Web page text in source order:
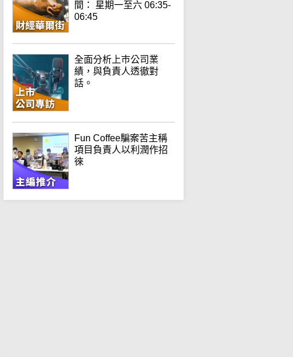
間： 星期一至六 06:35-
06:45
全面分析上巿公司業
績，與負責人透徹對
話。
Fun Coffee騙案苦主稱
項目負責人以利潤作招
徠